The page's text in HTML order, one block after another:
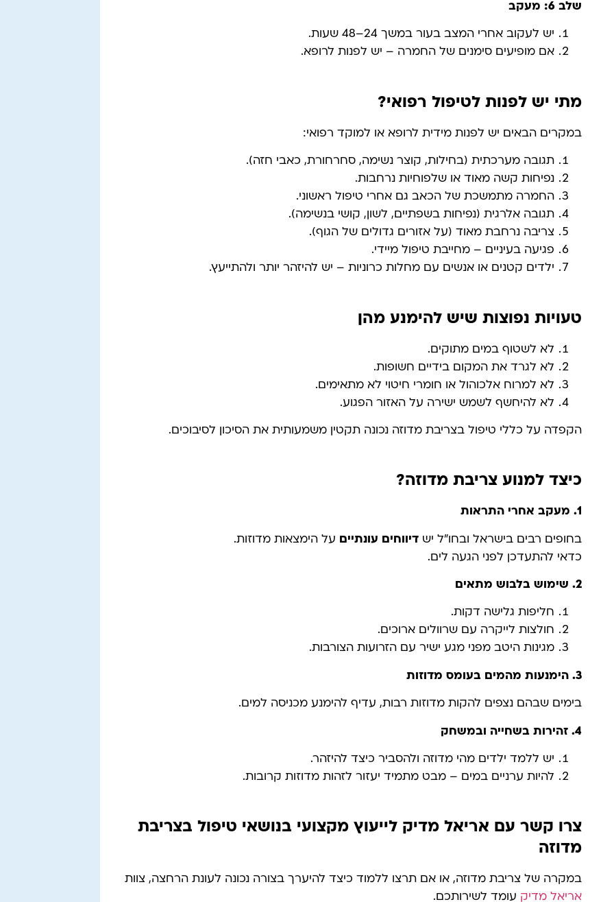
שלב 6: מעקב
יש לעקוב אחרי המצב בעור במשך 24–48 שעות.
אם מופיעים סימנים של החמרה – יש לפנות לרופא.
מתי יש לפנות לטיפול רפואי?
במקרים הבאים יש לפנות מידית לרופא או למוקד רפואי:
תגובה מערכתית (בחילות, קוצר נשימה, סחרחורת, כאבי חזה).
נפיחות קשה מאוד או שלפוחיות נרחבות.
החמרה מתמשכת של הכאב גם אחרי טיפול ראשוני.
תגובה אלרגית (נפיחות בשפתיים, לשון, קושי בנשימה).
צריבה נרחבת מאוד (על אזורים גדולים של הגוף).
פגיעה בעיניים – מחייבת טיפול מיידי.
ילדים קטנים או אנשים עם מחלות כרוניות – יש להיזהר יותר ולהתייעץ.
טעויות נפוצות שיש להימנע מהן
לא לשטוף במים מתוקים.
לא לגרד את המקום בידיים חשופות.
לא למרוח אלכוהול או חומרי חיטוי לא מתאימים.
לא להיחשף לשמש ישירה על האזור הפגוע.
הקפדה על כללי טיפול בצריבת מדוזה נכונה תקטין משמעותית את הסיכון לסיבוכים.
כיצד למנוע צריבת מדוזה?
1. מעקב אחרי התראות
בחופים רבים בישראל ובחו"ל ישדיווחים עונתיים על הימצאות מדוזות.
כדאי להתעדכן לפני הגעה לים.
2. שימוש בלבוש מתאים
חליפות גלישה דקות.
חולצות לייקרה עם שרוולים ארוכים.
מגינות היטב מפני מגע ישיר עם הזרועות הצורבות.
3. הימנעות מהמים בעומס מדוזות
בימים שבהם נצפים להקות מדוזות רבות, עדיף להימנע מכניסה למים.
4. זהירות בשחייה ובמשחק
יש ללמד ילדים מהי מדוזה ולהסביר כיצד להיזהר.
להיות ערניים במים – מבט מתמיד יעזור לזהות מדוזות קרובות.
צרו קשר עם אריאל מדיק לייעוץ מקצועי בנושאי טיפול בצריבת
מדוזה
במקרה של צריבת מדוזה, או אם תרצו ללמוד כיצד להיערך בצורה נכונה לעונת הרחצה, צוות
אריאל מדיק עומד לשירותכם.